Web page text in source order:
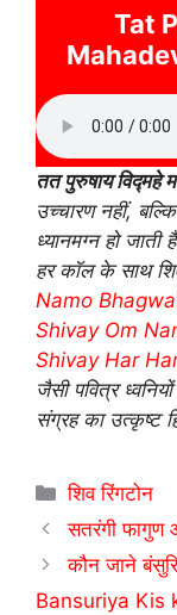
Tat
तत पुरुषाय विद्महे
उच्चारण नहीं,
ध्यानमग्न हो
हर कॉल के साथ
Namo
Shivay Om
Shivay Har
जैसी पवित्र
संग्रह का उत्कृष्ट
Categories
शिव रिंगटोन
सतरंगी फागुण
कौन जाने
Bansuriya Kis